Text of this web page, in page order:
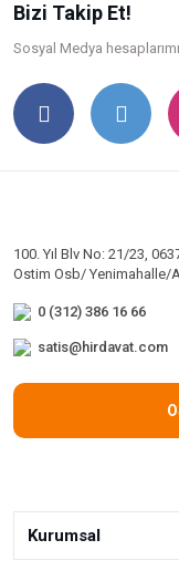
Bizi Takip Et!
Sosyal Medya
100. Yıl Blv No: 21/23,
Ostim Osb/ Yenimahalle/
0 (312) 386 16 66
satis@hirdavat.com
Kurumsal